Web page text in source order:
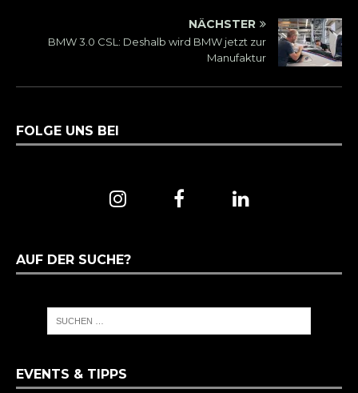
NÄCHSTER
BMW 3.0 CSL: Deshalb wird BMW jetzt zur
Manufaktur
FOLGE UNS BEI
AUF DER SUCHE?
EVENTS & TIPPS